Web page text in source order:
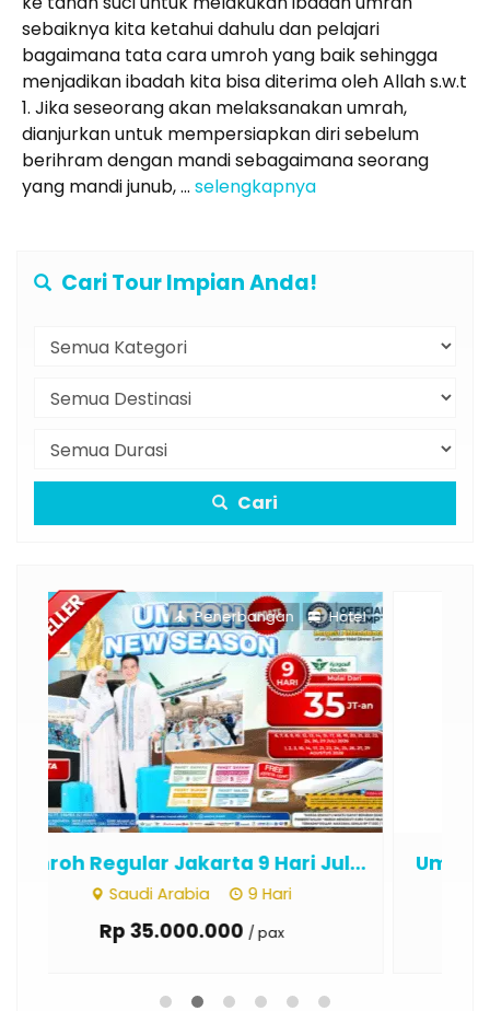
sebaiknya kita ketahui dahulu dan pelajari
bagaimana tata cara umroh yang baik sehingga
menjadikan ibadah kita bisa diterima oleh Allah s.w.t
1. Jika seseorang akan melaksanakan umrah,
dianjurkan untuk mempersiapkan diri sebelum
berihram dengan mandi sebagaimana seorang
yang mandi junub, ... selengkapnya
Cari Tour Impian Anda!
Cari
Umroh Regular Aceh 13 Hari Juli ...
Saudi Arabia
Rp 36.000.000
Penerbangan Hotel